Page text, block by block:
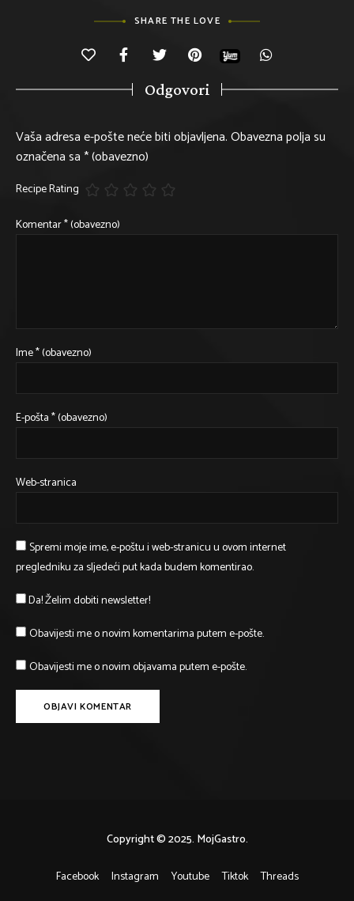
SHARE THE LOVE
Odgovori
Vaša adresa e-pošte neće biti objavljena.Obavezna polja su
označena sa* (obavezno)
Recipe Rating
Komentar* (obavezno)
Ime* (obavezno)
E-pošta* (obavezno)
Web-stranica
Spremi moje ime, e-poštu i web-stranicu u ovom internet
pregledniku za sljedeći put kada budem komentirao.
Da! Želim dobiti newsletter!
Obavijesti me o novim komentarima putem e-pošte.
Obavijesti me o novim objavama putem e-pošte.
Facebook Instagram Youtube Tiktok Threads
Copyright © 2025. MojGastro.